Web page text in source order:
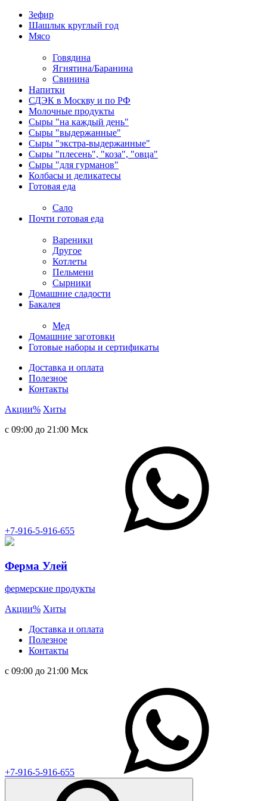
Зефир
Шашлык круглый год
Мясо
Говядина
Ягнятина/Баранина
Свинина
Напитки
СДЭК в Москву и по РФ
Молочные продукты
Сыры "на каждый день"
Сыры "выдержанные"
Сыры "экстра-выдержанные"
Сыры "плесень", "коза", "овца"
Сыры "для гурманов"
Колбасы и деликатесы
Готовая еда
Сало
Почти готовая еда
Вареники
Другое
Котлеты
Пельмени
Сырники
Домашние сладости
Бакалея
Мед
Домашние заготовки
Готовые наборы и сертификаты
Доставка и оплата
Полезное
Контакты
Акции% Хиты
с 09:00 до 21:00 Мск
+7-916-5-916-655
Ферма Улей
фермерские продукты
Акции% Хиты
Доставка и оплата
Полезное
Контакты
с 09:00 до 21:00 Мск
+7-916-5-916-655